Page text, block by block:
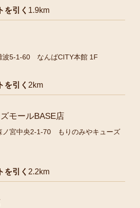
を引く 1.9km
波5-1-60 なんばCITY本館 1F
を引く 2km
モールBASE店
ノ宮中央2-1-70 もりのみやキューズ
を引く 2.2km